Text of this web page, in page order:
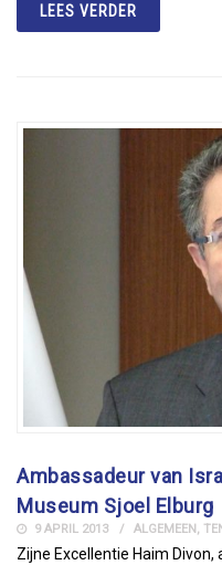
LEES VERDER
Ambassadeur van
Museum Sjoel Elburg
9 APRIL 2013 ALGEMEEN ,
Zijne Excellentie Haim